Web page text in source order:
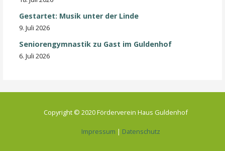
Gestartet: Musik unter der Linde
9. Juli 2026
Seniorengymnastik zu Gast im Guldenhof
6. Juli 2026
Copyright © 2020 Förderverein Haus Guldenhof
Impressum | Datenschutz